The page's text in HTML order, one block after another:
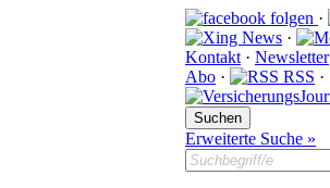
·
·
Kontakt · Newsletter
Abo · RSS ·
Erweiterte Suche »